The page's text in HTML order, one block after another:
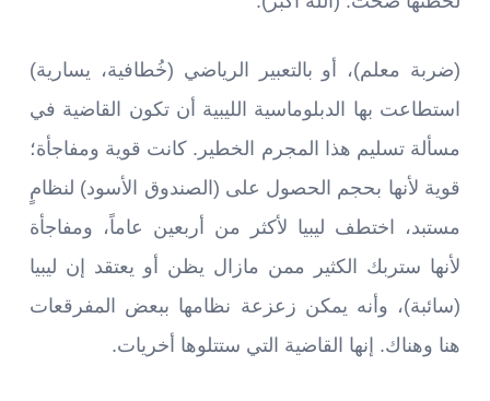
(ضربة معلم)، أو بالتعبير الرياضي (خُطافية، يسارية)
استطاعت بها الدبلوماسية الليبية أن تكون القاضية في
مسألة تسليم هذا المجرم الخطير. كانت قوية ومفاجأة؛
قوية لأنها بحجم الحصول على (الصندوق الأسود) لنظامٍ
مستبد، اختطف ليبيا لأكثر من أربعين عاماً، ومفاجأة
لأنها ستربك الكثير ممن مازال يظن أو يعتقد إن ليبيا
(سائبة)، وأنه يمكن زعزعة نظامها ببعض المفرقعات
هنا وهناك. إنها القاضية التي ستتلوها أخريات.